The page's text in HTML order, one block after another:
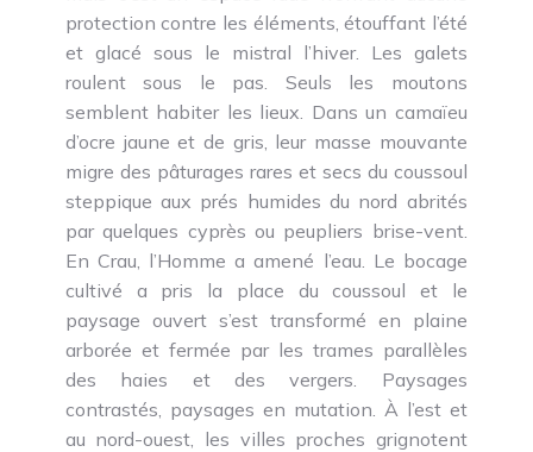
protection contre les éléments, étouffant l’été
et glacé sous le mistral l’hiver. Les galets
roulent sous le pas. Seuls les moutons
semblent habiter les lieux. Dans un camaïeu
d’ocre jaune et de gris, leur masse mouvante
migre des pâturages rares et secs du coussoul
steppique aux prés humides du nord abrités
par quelques cyprès ou peupliers brise-vent.
En Crau, l’Homme a amené l’eau. Le bocage
cultivé a pris la place du coussoul et le
paysage ouvert s’est transformé en plaine
arborée et fermée par les trames parallèles
des haies et des vergers. Paysages
contrastés, paysages en mutation. À l’est et
au nord-ouest, les villes proches grignotent